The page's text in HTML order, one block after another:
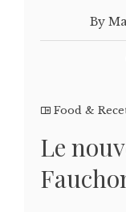
By
Food &
Le